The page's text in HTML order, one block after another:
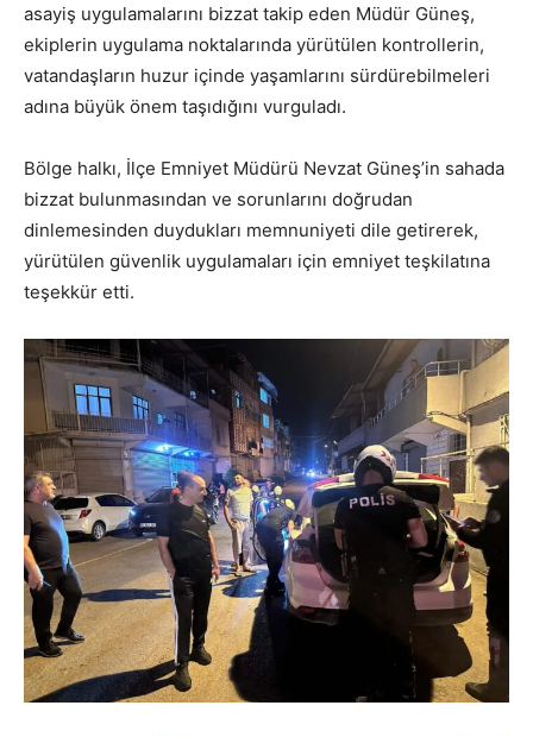
asayiş uygulamalarını bizzat takip eden Müdür Güneş,
ekiplerin uygulama noktalarında yürütülen kontrollerin,
vatandaşların huzur içinde yaşamlarını sürdürebilmeleri
adına büyük önem taşıdığını vurguladı.
Bölge halkı, İlçe Emniyet Müdürü Nevzat Güneş’in sahada
bizzat bulunmasından ve sorunlarını doğrudan
dinlemesinden duydukları memnuniyeti dile getirerek,
yürütülen güvenlik uygulamaları için emniyet teşkilatına
teşekkür etti.